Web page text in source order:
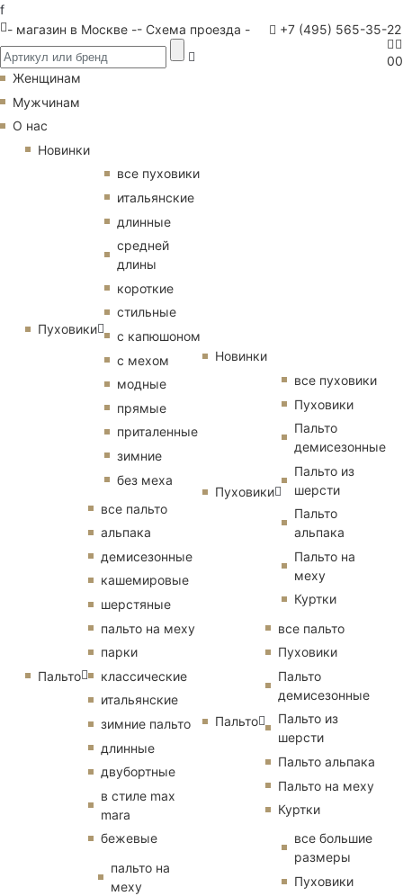
f
- магазин в Москве -- Схема проезда - +7 (495) 565-35-22
00
Женщинам
Мужчинам
О нас
Новинки
Пуховики
все пуховики
итальянские
длинные
средней
длины
короткие
стильные
с капюшоном
с мехом
модные
прямые
приталенные
зимние
без меха
Пальто
все пальто
альпака
демисезонные
кашемировые
шерстяные
пальто на меху
парки
классические
итальянские
зимние пальто
длинные
двубортные
в стиле max
mara
бежевые
пальто на
меху
Новинки
Пуховики
все пуховики
Пуховики
Пальто
демисезонные
Пальто из
шерсти
Пальто
альпака
Пальто на
меху
Куртки
Пальто
все пальто
Пуховики
Пальто
демисезонные
Пальто из
шерсти
Пальто альпака
Пальто на меху
Куртки
все большие
размеры
Пуховики